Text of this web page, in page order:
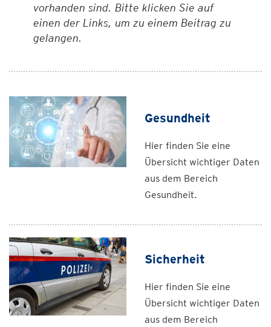
vorhanden sind. Bitte klicken Sie auf
einen der Links, um zu einem Beitrag zu
gelangen.
Gesundheit
Hier finden Sie eine
Übersicht wichtiger Daten
aus dem Bereich
Gesundheit.
Sicherheit
Hier finden Sie eine
Übersicht wichtiger Daten
aus dem Bereich